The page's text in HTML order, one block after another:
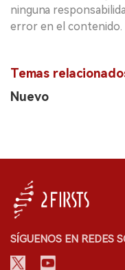
ninguna
error en el contenido.
Temas
Nuevo
SÍGUENOS EN REDES